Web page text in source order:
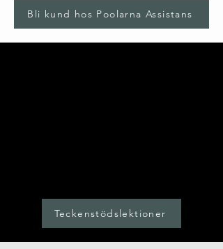
Bli kund hos Poolarna Assistans
Teckenstödslektioner